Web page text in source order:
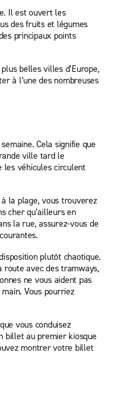
Il est ouvert les
des fruits et légumes
principaux points
belles villes d’Europe,
à l’une des nombreuses
Cela signifie que
ville tard le
les véhicules circulent
la plage, vous trouverez
cher qu’ailleurs en
la rue, assurez-vous de
plutôt chaotique.
route avec des tramways,
ne vous aident pas
Vous pourriez
vous conduisez
billet au premier kiosque
montrer votre billet